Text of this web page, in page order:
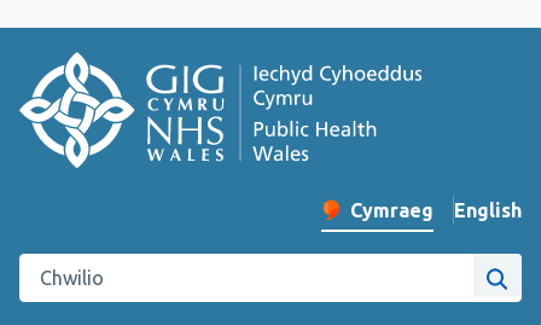
Newid iaith y wefan
Cymraeg English
–
Chwilio gwefan Iechyd Cyhoeddus Cymru